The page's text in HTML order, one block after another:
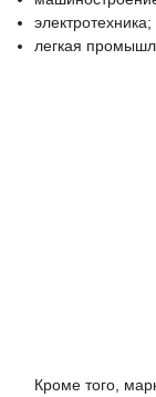
электротехника;
легкая
Кроме того,